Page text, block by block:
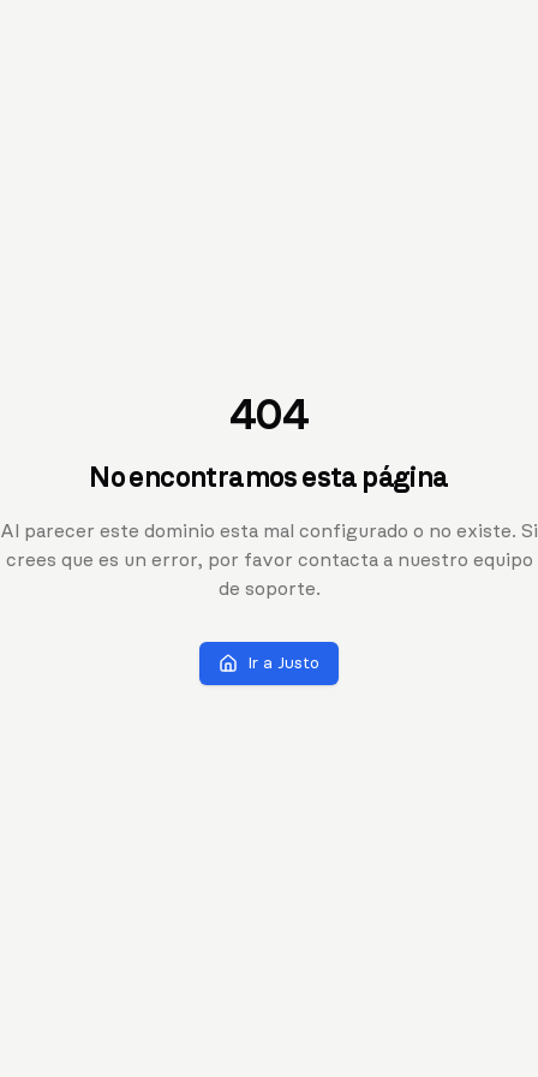
404
No encontramos esta página
Al parecer este dominio esta mal configurado o no existe. Si
crees que es un error, por favor contacta a nuestro equipo
de soporte.
Ir a Justo